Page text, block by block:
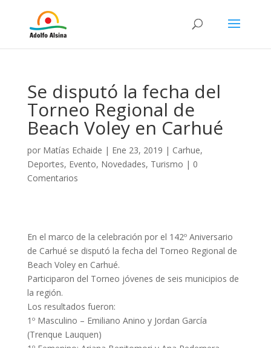
Se disputó la fecha del
Torneo Regional de
Beach Voley en Carhué
por Matías Echaide | Ene 23, 2019 | Carhue,
Deportes, Evento, Novedades, Turismo | 0
Comentarios
En el marco de la celebración por el 142º Aniversario
de Carhué se disputó la fecha del Torneo Regional de
Beach Voley en Carhué.
Participaron del Torneo jóvenes de seis municipios de
la región.
Los resultados fueron:
1º Masculino – Emiliano Anino y Jordan García
(Trenque Lauquen)